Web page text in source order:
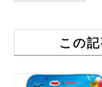
この